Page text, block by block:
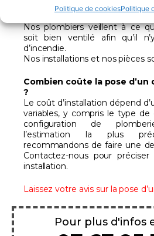
Politique de cookiesPolitique
froide et chaude sont
pour éviter les problèmes de
Nos plombiers veillent à ce
soit bien ventilé afin qu’il
d’incendie.
Nos installations et nos pièces
Combien coûte la pose
?
Le coût d’installation dépend
variables, y compris le type
configuration de
l’estimation la plus
recommandons de faire une
Contactez-nous pour
installation.
Laissez votre avis sur la pose
Pour plus d'infos